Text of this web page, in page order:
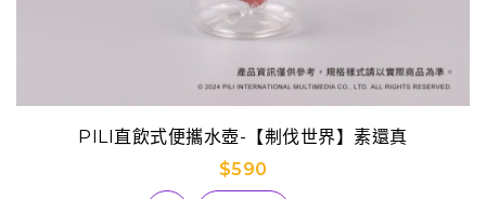
PILI直飲式便攜水壺-【刜伐世界】素還真
$590